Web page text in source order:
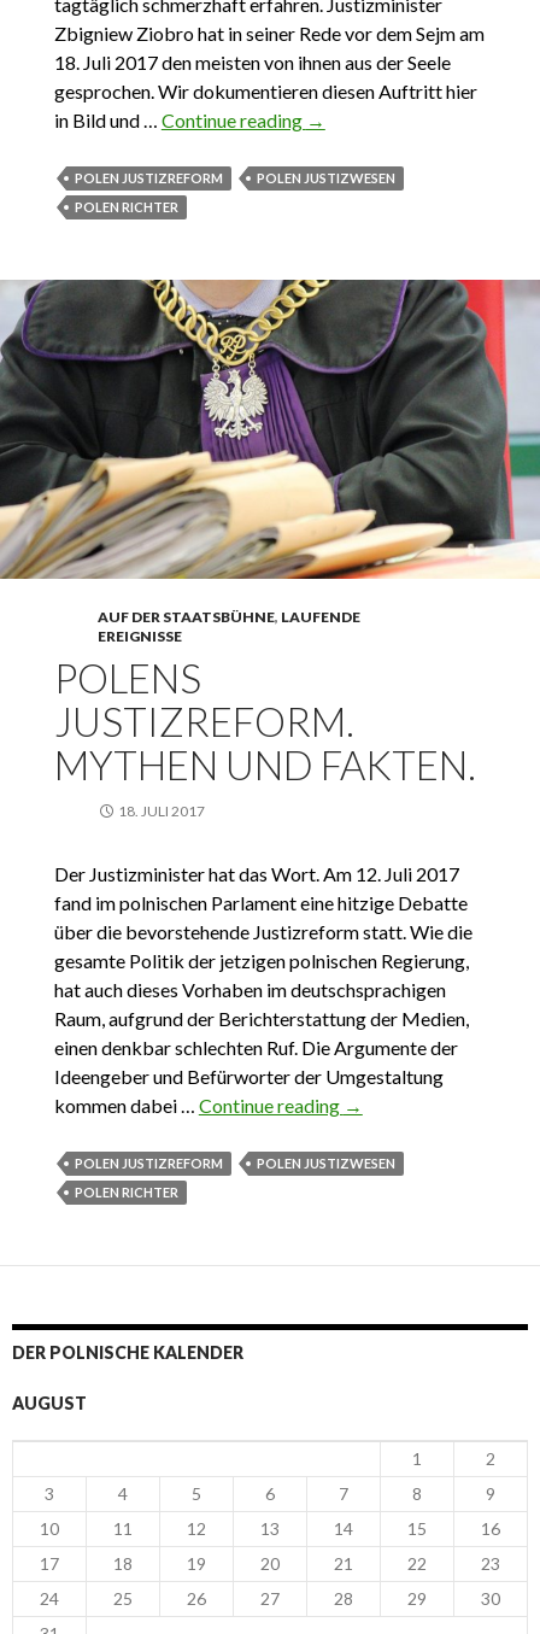
tagtäglich schmerzhaft erfahren. Justizminister
Zbigniew Ziobro hat in seiner Rede vor dem Sejm am
18. Juli 2017 den meisten von ihnen aus der Seele
gesprochen. Wir dokumentieren diesen Auftritt hier
in Bild und … Continue reading Polens Justizreform. Der
→
POLEN JUSTIZREFORM
POLEN JUSTIZWESEN
POLEN RICHTER
AUF DER STAATSBÜHNE, LAUFENDE
EREIGNISSE
POLENS
JUSTIZREFORM.
MYTHEN UND FAKTEN.
18. JULI 2017
Der Justizminister hat das Wort. Am 12. Juli 2017
fand im polnischen Parlament eine hitzige Debatte
über die bevorstehende Justizreform statt. Wie die
gesamte Politik der jetzigen polnischen Regierung,
hat auch dieses Vorhaben im deutschsprachigen
Raum, aufgrund der Berichterstattung der Medien,
einen denkbar schlechten Ruf. Die Argumente der
Ideengeber und Befürworter der Umgestaltung
kommen dabei … Continue reading Polens Justizreform.
→
POLEN JUSTIZREFORM
POLEN JUSTIZWESEN
POLEN RICHTER
DER POLNISCHE KALENDER
AUGUST
1
2
3
4 5 6 7 8
9
10
11 12 13 14 15
16
17
18 19 20 21 22
23
24
25 26 27 28 29
30